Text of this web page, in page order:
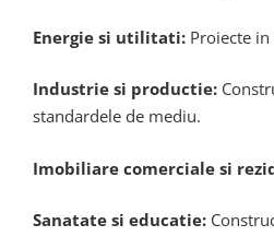
Energie si utilitati: Proiecte
Industrie si productie:
standardele de mediu.
Imobiliare comerciale si
Sanatate si educatie: